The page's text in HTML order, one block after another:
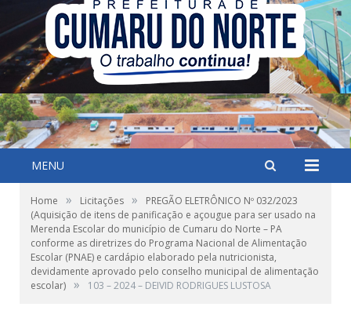
MENU
Home » Licitações »
PREGÃO ELETRÔNICO Nº 032/2023
(Aquisição de itens de panificação e açougue para ser usado na
Merenda Escolar do município de Cumaru do Norte – PA
conforme as diretrizes do Programa Nacional de Alimentação
Escolar (PNAE) e cardápio elaborado pela nutricionista,
devidamente aprovado pelo conselho municipal de alimentação
escolar) » 103 – 2024 – DEIVID RODRIGUES LUSTOSA